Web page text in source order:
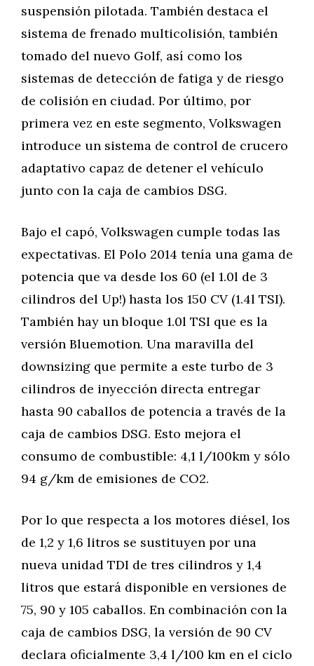
suspensión pilotada. También destaca el
sistema de frenado multicolisión, también
tomado del nuevo Golf, así como los
sistemas de detección de fatiga y de riesgo
de colisión en ciudad. Por último, por
primera vez en este segmento, Volkswagen
introduce un sistema de control de crucero
adaptativo capaz de detener el vehículo
junto con la caja de cambios DSG.
Bajo el capó, Volkswagen cumple todas las
expectativas. El Polo 2014 tenía una gama de
potencia que va desde los 60 (el 1.0l de 3
cilindros del Up!) hasta los 150 CV (1.4l TSI).
También hay un bloque 1.0l TSI que es la
versión Bluemotion. Una maravilla del
downsizing que permite a este turbo de 3
cilindros de inyección directa entregar
hasta 90 caballos de potencia a través de la
caja de cambios DSG. Esto mejora el
consumo de combustible: 4,1 l/100km y sólo
94 g/km de emisiones de CO2.
Por lo que respecta a los motores diésel, los
de 1,2 y 1,6 litros se sustituyen por una
nueva unidad TDI de tres cilindros y 1,4
litros que estará disponible en versiones de
75, 90 y 105 caballos. En combinación con la
caja de cambios DSG, la versión de 90 CV
declara oficialmente 3,4 l/100 km en el ciclo